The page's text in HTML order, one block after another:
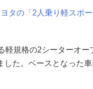
タの「2人乗り軽スポ
軽規格の2シーターオー
した。ベースとなった